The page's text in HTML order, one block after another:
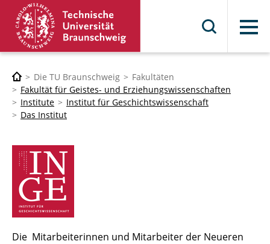
Menü
Die TU Braunschweig
Fakultäten
Fakultät für Geistes- und Erziehungswissenschaften
Institute
Institut für Geschichtswissenschaft
Das Institut
Die Mitarbeiterinnen und Mitarbeiter der Neueren